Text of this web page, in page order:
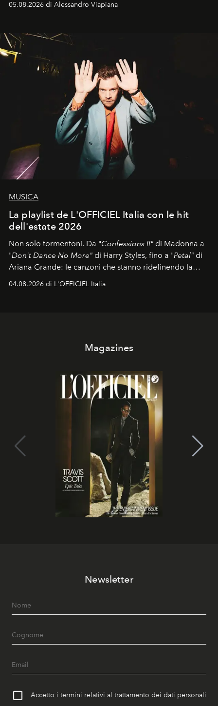
05.08.2026 di Alessandro Viapiana
MUSICA
La playlist de L'OFFICIEL Italia con le hit
dell'estate 2026
Non solo tormentoni. Da "Confessions II" di Madonna a
"Don't Dance No More" di Harry Styles, fino a "Petal" di
Ariana Grande: le canzoni che stanno ridefinendo la
colonna sonora della stagione.
04.08.2026 di L'OFFICIEL Italia
Magazines
Newsletter
Accetto i termini relativi al trattamento dei dati personali